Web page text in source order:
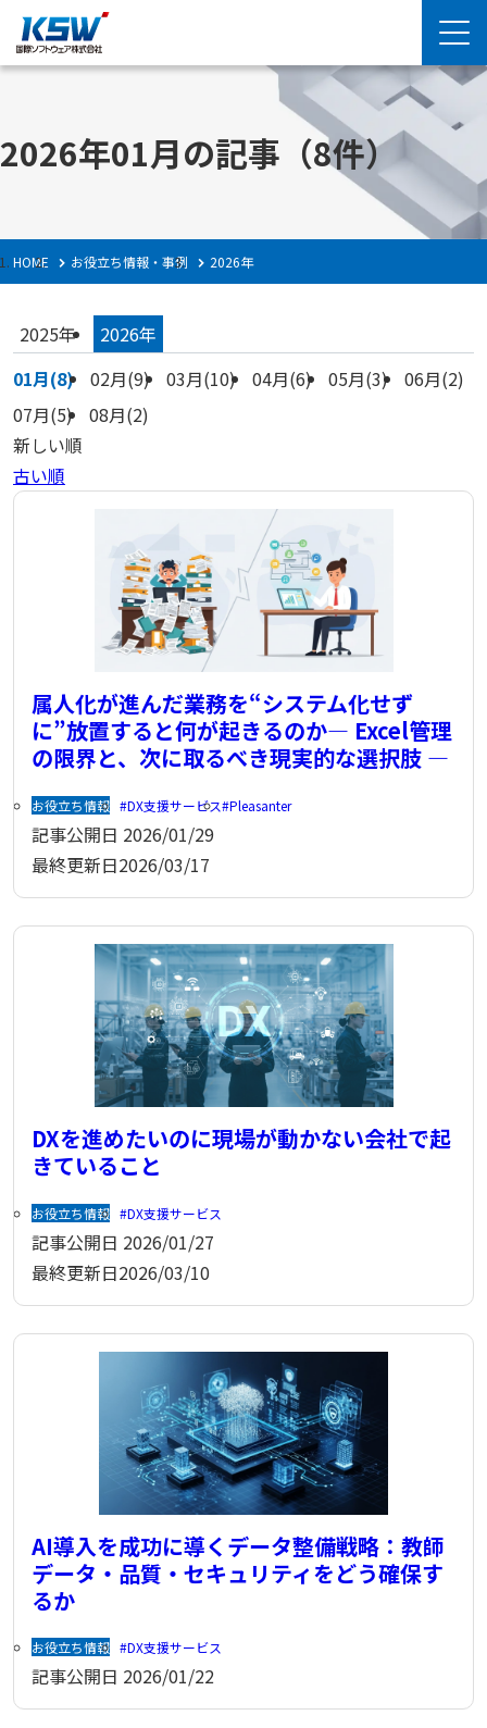
2026年01月の記事 （8件）
HOME お役立ち情報・事例 2026年
2025年
2026年
01月(8)
02月(9) 03月(10) 04月(6) 05月(3)
06月(2)
07月(5)
08月(2)
新しい順
古い順
属人化が進んだ業務を“システム化せず
に”放置すると何が起きるのか― Excel管理
の限界と、次に取るべき現実的な選択肢 ―
お役立ち情報 DX支援サービス Pleasanter
記事公開日 2026/01/29
最終更新日2026/03/17
DXを進めたいのに現場が動かない会社で起
きていること
お役立ち情報 DX支援サービス
記事公開日 2026/01/27
最終更新日2026/03/10
AI導入を成功に導くデータ整備戦略：教師
データ・品質・セキュリティをどう確保す
るか
お役立ち情報 DX支援サービス
記事公開日 2026/01/22